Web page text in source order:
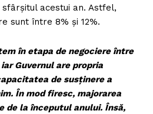
acestui an. Astfel,
sunt între 8% şi 12%.
în etapa de negociere între
Guvernul are propria
de susţinere a
În mod firesc, majorarea
de la începutul anului. Însă,